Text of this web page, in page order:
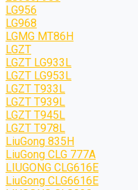
LG956
LG968
LGMG MT86H
LGZT
LGZT LG933L
LGZT LG953L
LGZT T933L
LGZT T939L
LGZT T945L
LGZT T978L
LiuGong 835H
LiuGong CLG 777A
LIUGONG CLG616E
LiuGong CLG6616E